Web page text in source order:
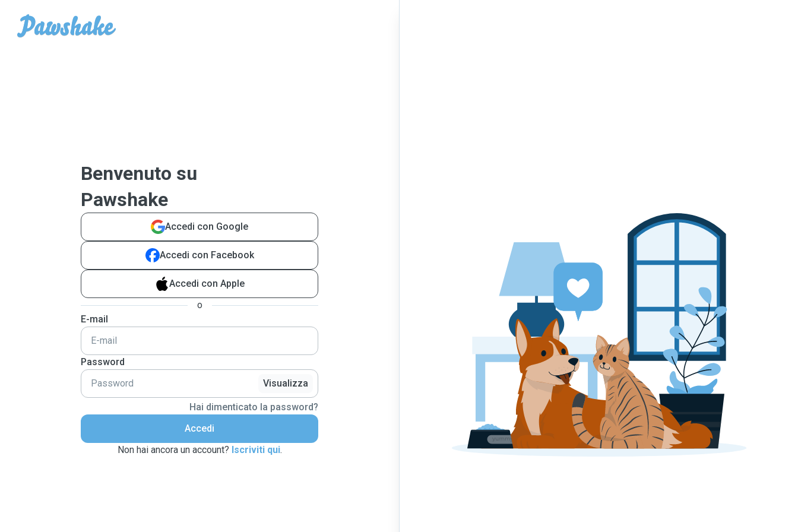
Benvenuto su
Pawshake
Accedi con Google
Accedi con Facebook
Accedi con Apple
o
E-mail
Password
Visualizza
Hai dimenticato la password?
Accedi
Non hai ancora un account? Iscriviti qui.